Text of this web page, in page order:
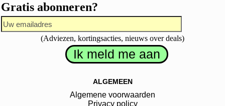
Gratis abonneren?
(Adviezen, kortingsacties, nieuws over deals)
ALGEMEEN
Algemene voorwaarden
Privacy policy